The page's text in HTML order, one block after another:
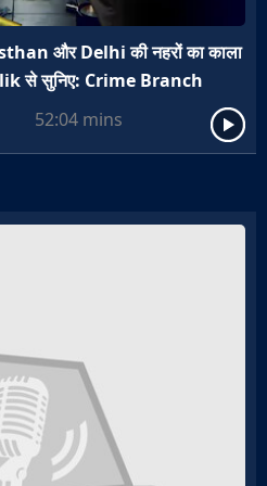
और Delhi की नहरों का काला
से सुनिए: Crime Branch
52:04 mins